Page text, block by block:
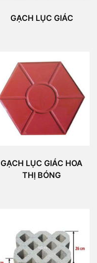
GẠCH LỤC GIÁC
GẠCH LỤC GIÁC HOA
THỊ BÓNG